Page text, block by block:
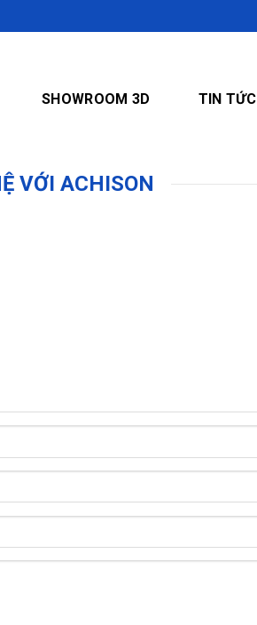
SHOWROOM 3D TIN TỨC
VỚI ACHISON